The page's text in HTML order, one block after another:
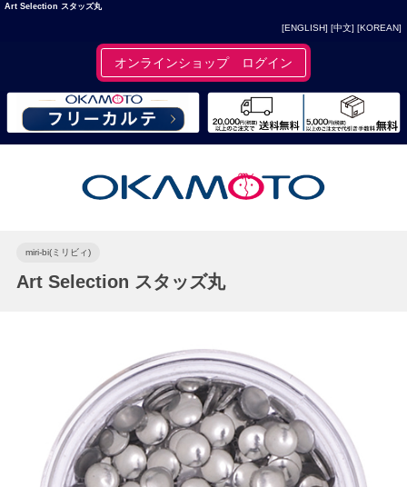
Art Selection スタッズ丸
[ENGLISH] [中文] [KOREAN]
オンラインショップ ログイン
miri-bi(ミリビィ)
Art Selection スタッズ丸